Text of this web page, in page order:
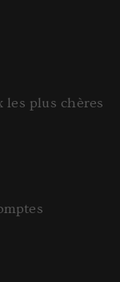
les plus chères